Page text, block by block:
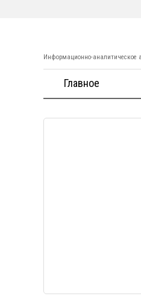
Информационно-аналитическое
Главное